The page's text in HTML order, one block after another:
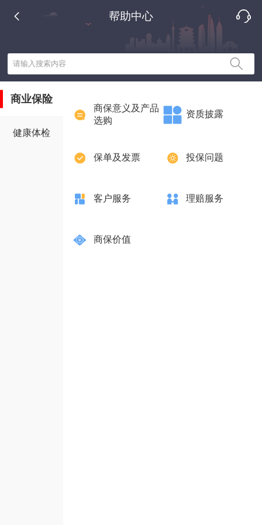
帮助中心
请输入搜索内容
商业保险
健康体检
商保意义及产品
选购
资质披露
保单及发票 投保问题
客户服务 理赔服务
商保价值